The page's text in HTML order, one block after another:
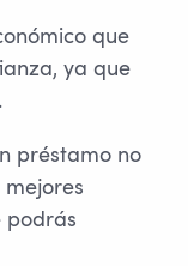
que
ya que
préstamo no
podrás